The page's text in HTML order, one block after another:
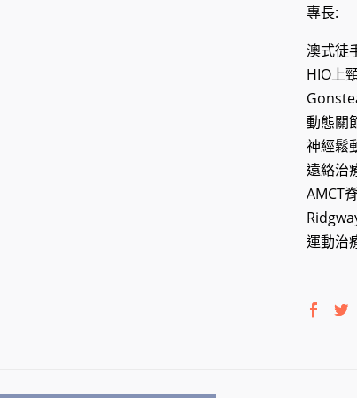
專長:
澳式徒
HIO上
動態關
神經鬆
遠絡治
AMCT
運動治